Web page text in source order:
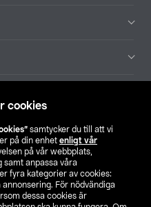
cookies
samtycker du till att vi
på din enhet enligt vår
på vår webbplats,
samt anpassa våra
fyra kategorier av cookies:
För nödvändiga
dessa cookies är
butik
FI